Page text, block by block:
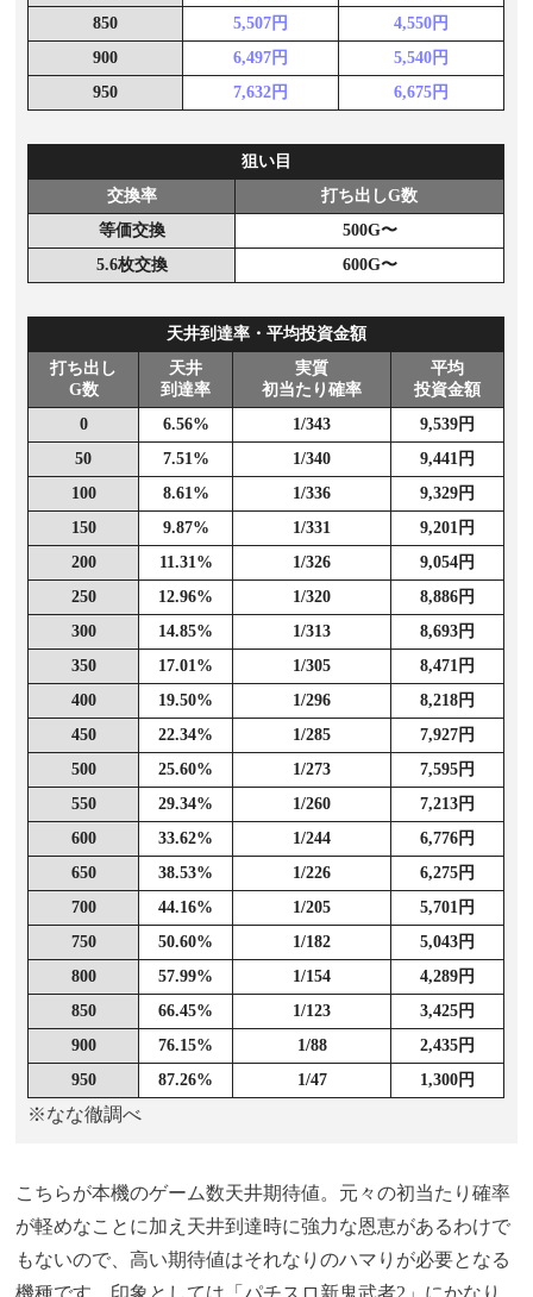
850
5,507円
4,550円
900
6,497円
5,540円
950
7,632円 6,675円
狙い目
交換率
打ち出しG数
等価交換
500G〜
5.6枚交換
600G〜
天井到達率・平均投資金額
打ち出し
G数
天井
到達率
実質
初当たり確率
平均
投資金額
0
6.56% 1/343
9,539円
50
7.51% 1/340
9,441円
100
8.61% 1/336
9,329円
150
9.87% 1/331
9,201円
200
11.31% 1/326
9,054円
250
12.96% 1/320
8,886円
300
14.85% 1/313
8,693円
350
17.01% 1/305
8,471円
400
19.50% 1/296
8,218円
450
22.34% 1/285
7,927円
500
25.60% 1/273
7,595円
550
29.34% 1/260
7,213円
600
33.62% 1/244
6,776円
650
38.53% 1/226
6,275円
700
44.16% 1/205
5,701円
750
50.60% 1/182
5,043円
800
57.99% 1/154
4,289円
850
66.45% 1/123
3,425円
900
76.15% 1/88
2,435円
950
87.26% 1/47 1,300円
※なな徹調べ
こちらが本機のゲーム数天井期待値。元々の初当たり確率
が軽めなことに加え天井到達時に強力な恩恵があるわけで
もないので、高い期待値はそれなりのハマりが必要となる
機種です。印象としては「パチスロ新鬼武者2」にかなり